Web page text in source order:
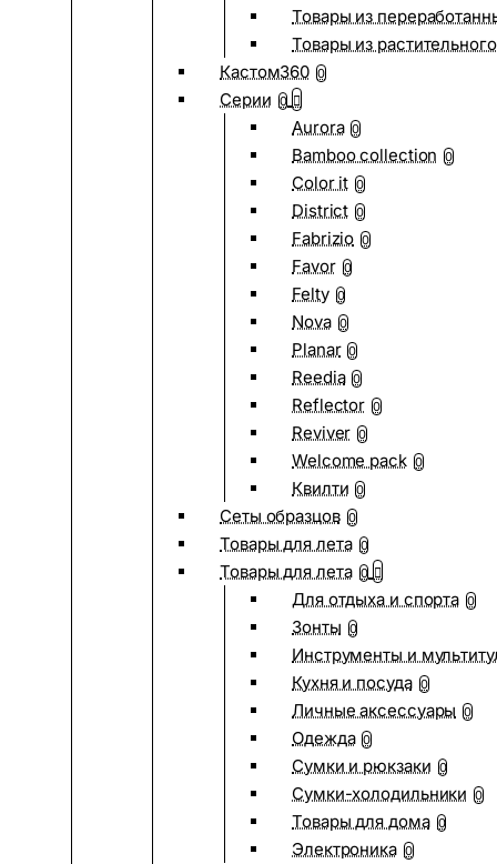
Товары из
Товары из
Кастом360 0
Серии 0
Aurora 0
Bamboo collection 0
Color it 0
District 0
Fabrizio 0
Favor 0
Felty 0
Nova 0
Planar 0
Reedia 0
Reflector 0
Reviver 0
Welcome pack 0
Квилти 0
Сеты образцов 0
Товары для лета 0
Товары для лета 0
Для отдыха и спорта 0
Зонты 0
Инструменты и
Кухня и посуда 0
Личные аксессуары 0
Одежда 0
Сумки и рюкзаки 0
Сумки-холодильники 0
Товары для дома 0
Электроника 0